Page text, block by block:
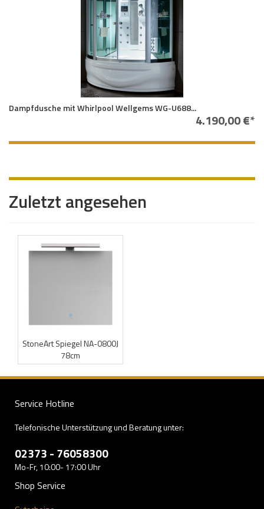
Dampfdusche mit Whirlpool Wellgems WG-U688...
4.190,00 €*
Zuletzt angesehen
StoneArt Spiegel NA-0800J
78cm
Service Hotline
Telefonische Unterstützung und Beratung unter:
02373 - 76058300
Mo-Fr, 10:00- 17:00 Uhr
Shop Service